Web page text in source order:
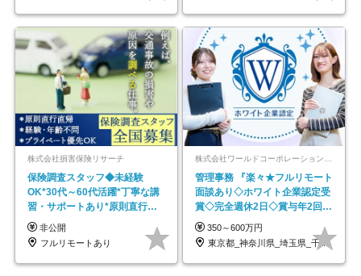
株式会社損害保険リサーチ
保険調査スタッフ◆未経験
OK*30代～60代活躍*丁寧な講
習・サポートあり*原則直行直
帰／全国募集・業務委託
非公開
フルリモートあり
管理事務 『楽々★フルリモート
面談あり◇ホワイト企業認定受
賞◇完全週休2日◇賞与年2回
/p13
350～600万円
東京都_神奈川県_埼玉県_千葉県_大阪府…